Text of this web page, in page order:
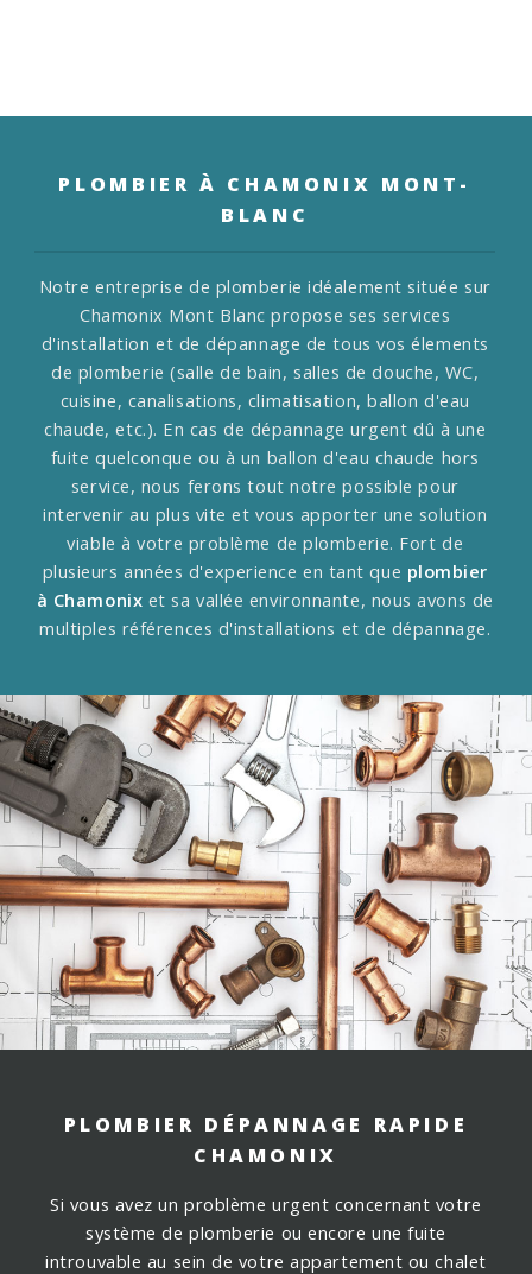
PLOMBIER À CHAMONIX MONT-
BLANC
Notre entreprise de plomberie idéalement située sur
Chamonix Mont Blanc propose ses services
d'installation et de dépannage de tous vos élements
de plomberie (salle de bain, salles de douche, WC,
cuisine, canalisations, climatisation, ballon d'eau
chaude, etc.). En cas de dépannage urgent dû à une
fuite quelconque ou à un ballon d'eau chaude hors
service, nous ferons tout notre possible pour
intervenir au plus vite et vous apporter une solution
viable à votre problème de plomberie. Fort de
plusieurs années d'experience en tant que plombier
à Chamonix et sa vallée environnante, nous avons de
multiples références d'installations et de dépannage.
PLOMBIER DÉPANNAGE RAPIDE
CHAMONIX
Si vous avez un problème urgent concernant votre
système de plomberie ou encore une fuite
introuvable au sein de votre appartement ou chalet